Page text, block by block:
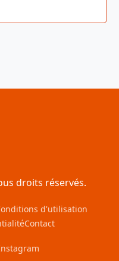
droits réservés.
d'utilisation
Contact